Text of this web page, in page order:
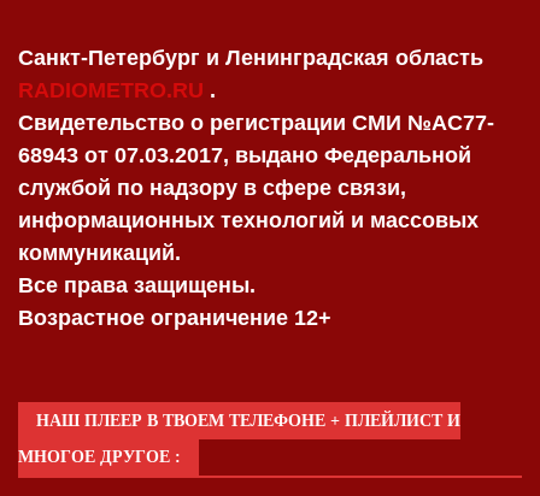
Санкт-Петербург и Ленинградская область
RADIOMETRO.RU .
Свидетельство о регистрации СМИ №AC77-
68943 от 07.03.2017, выдано Федеральной
службой по надзору в сфере связи,
информационных технологий и массовых
коммуникаций.
Все права защищены.
Возрастное ограничение 12+
НАШ ПЛЕЕР В ТВОЕМ ТЕЛЕФОНЕ + ПЛЕЙЛИСТ И
МНОГОЕ ДРУГОЕ :